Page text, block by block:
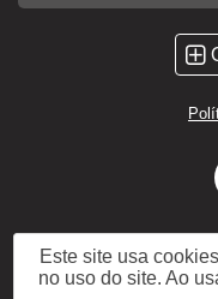
Este site usa
no uso do site. Ao